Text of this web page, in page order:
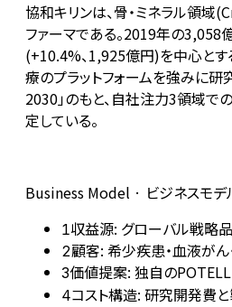
協和キリンは、骨・ミネラル領
ファーマである。2019年の
(+10.4%、1,925億円)を中心と
療のプラットフォームを強みに
2030」のもと、自社注力3領域
定している。
Business Model · ビジネスモデ
1収益源: グローバル戦略
2顧客: 希少疾患・血液がん
3価値提案: 独自の
4コスト構造: 研究開発費